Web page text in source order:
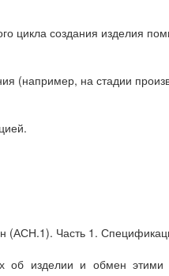
цикла создания изделия
(например, на стадии
(АСН.1). Часть 1.
об изделии и обмен